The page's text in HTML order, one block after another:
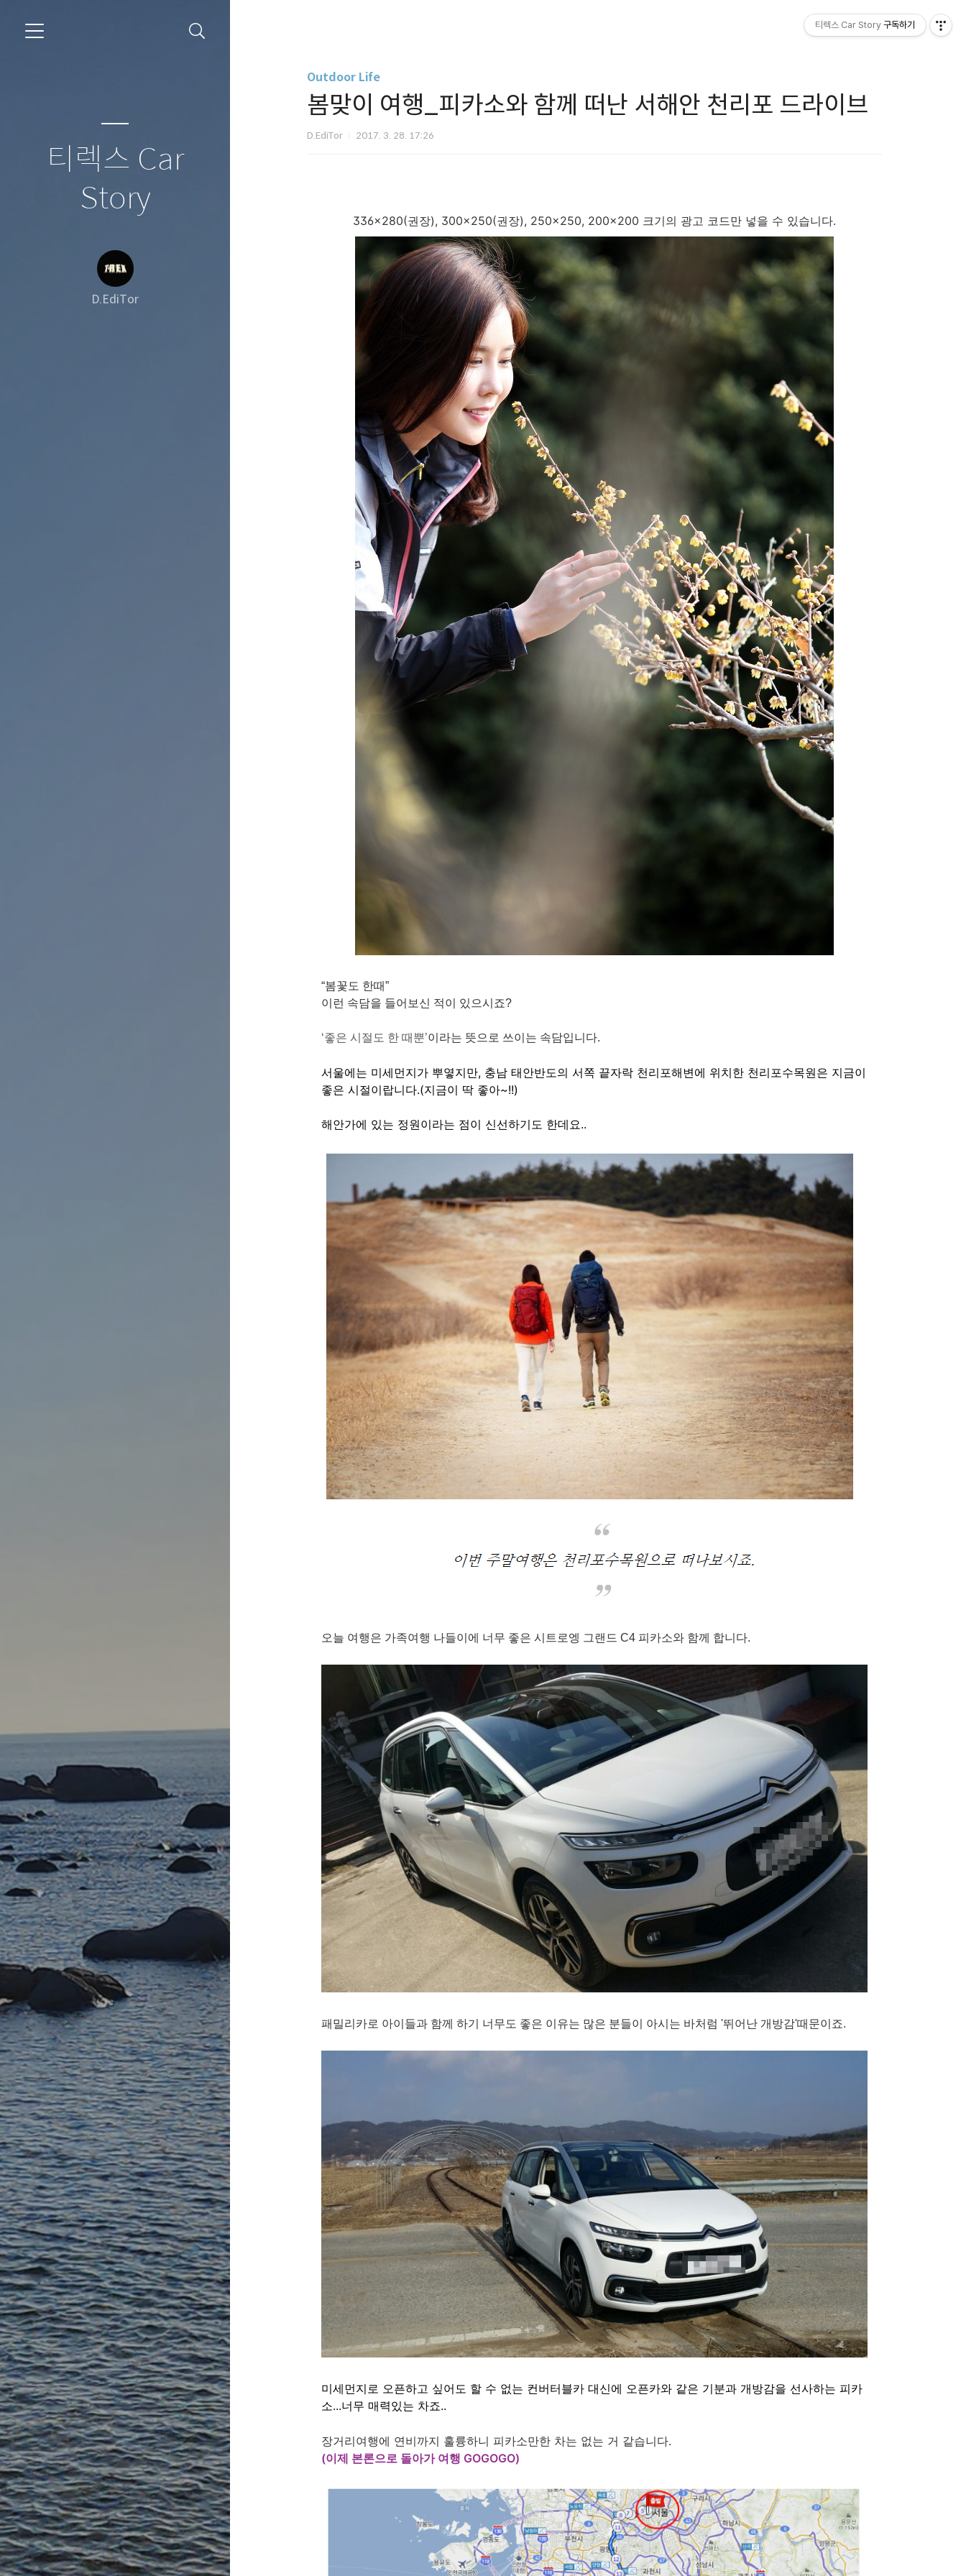
티렉스 Car
Story
D.EdiTor
Outdoor Life
봄맞이 여행_피카소와 함께 떠난 서해안 천리포 드라이브
D.EdiTor 2017. 3. 28. 17:26
336x280(권장), 300x250(권장), 250x250, 200x200 크기의 광고 코드만 넣을 수 있습니다.
“봄꽃도 한때”
이런 속담을 들어보신 적이 있으시죠?
‘좋은 시절도 한 때뿐’이라는 뜻으로 쓰이는 속담입니다.
서울에는 미세먼지가 뿌옇지만, 충남 태안반도의 서쪽 끝자락 천리포해변에 위치한 천리포수목원은 지금이
좋은 시절이랍니다.(지금이 딱 좋아~!!)
해안가에 있는 정원이라는 점이 신선하기도 한데요..
오늘 여행은 가족여행 나들이에 너무 좋은 시트로엥 그랜드 C4 피카소와 함께 합니다.
패밀리카로 아이들과 함께 하기 너무도 좋은 이유는 많은 분들이 아시는 바처럼 '뛰어난 개방감'때문이죠.
미세먼지로 오픈하고 싶어도 할 수 없는 컨버터블카 대신에 오픈카와 같은 기분과 개방감을 선사하는 피카
소...너무 매력있는 차죠..
장거리여행에 연비까지 훌륭하니 피카소만한 차는 없는 거 같습니다.
(이제 본론으로 돌아가 여행 GOGOGO)
티렉스 Car Story 구독하기